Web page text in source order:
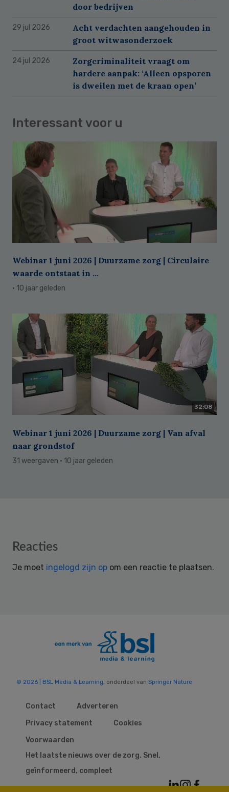
door bedrijven
29 jul 2026
Acht verdachten aangehouden in
groot witwasonderzoek
24 jul 2026
Zorgcriminaliteit vraagt om
hardere aanpak: ‘Alleen opsporen
is dweilen met de kraan open’
Interessant voor u
Webinar 1 juni 2026 | Duurzame zorg | Circulaire
waarde ontstaat in ...
· 10 jaar geleden
32:08
Webinar 1 juni 2026 | Duurzame zorg | Van afval
naar grondstof
31 weergaven · 10 jaar geleden
Reader
Reacties
Je moet ingelogd zijn op om een reactie te plaatsen.
© 2026 | BSL Media & Learning, onderdeel van Springer Nature
Contact
Adverteren
Privacy statement
Cookies
Voorwaarden
Het laatste nieuws over de zorg. Snel,
geïnformeerd, compleet